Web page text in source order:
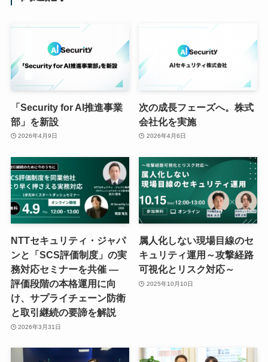
「Security for AI推進事業
部」を新設
2026年4月9日
次の成長フェーズへ。株式
会社化を実施
2026年4月6日
NTTセキュリティ・ジャパ
ンと「SCS評価制度」の実
務対応セミナーを共催 ―
評価段階の本格運用に向
け、サプライチェーン防衛
と取引継続の要諦を解説
2026年3月31日
属人化しない現場目線のセ
キュリティ運用～攻撃経路
可視化とリスク対応～
2025年10月10日